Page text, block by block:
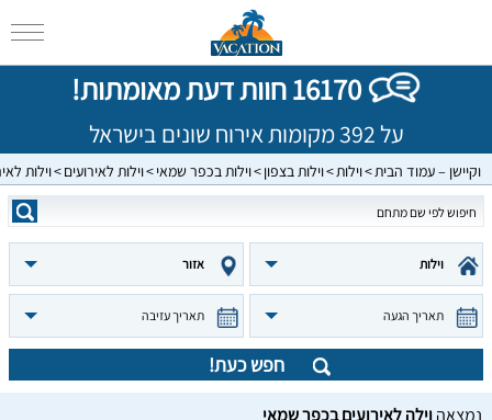
16170 חוות דעת מאומתות!
על 392 מקומות אירוח שונים בישראל
וקיישן – עמוד הבית וילות וילות בצפון וילות בכפר שמאי וילות לאירועים וילות
וילות אזור
תאריך הגעה תאריך עזיבה
חפש כעת!
נמצאהוילה לאירועים בכפר שמאי